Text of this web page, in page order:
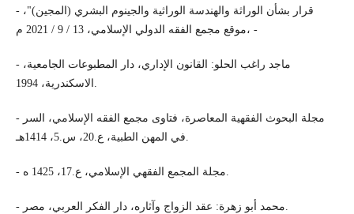
- قرار بشأن الوراثة والهندسة الوراثية والجينوم البشري (المجين)"،
موقع مجمع الفقه الدولي الإسلامي، 13 / 9 / 2021 م، -
- ماجد راغب الحلو: القانون الإداري، دار المطبوعات الجامعية،
الاسكندرية، 1994.
- مجلة البحوث الفقهية المعاصرة، فتاوى مجمع الفقه الإسلامي، السر
في المهن الطبية، ع.20، س.5، 1414هـ.
- مجلة المجمع الفقهي الإسلامي، ع.17، 1425 ه.
- محمد أبو زهرة: عقد الزواج وآثاره، دار الفكر العربي، مصر.